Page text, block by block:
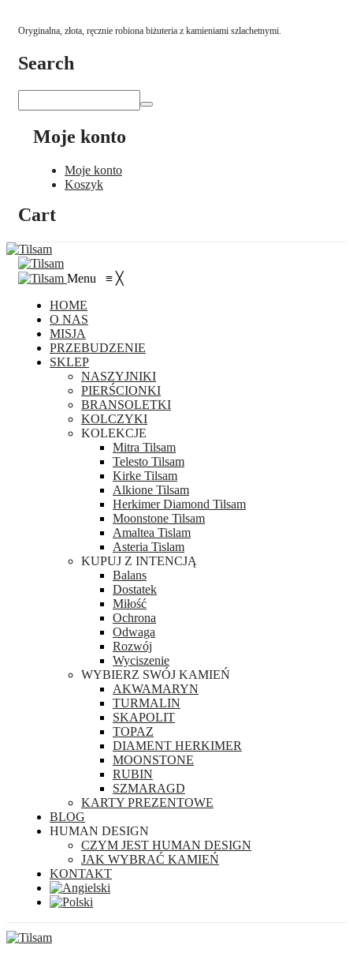
Oryginalna, złota, ręcznie robiona biżuteria z kamieniami szlachetnymi.
Search
Moje konto
Moje konto
Koszyk
Cart
Menu ≡ ╳
HOME
O NAS
MISJA
PRZEBUDZENIE
SKLEP
NASZYJNIKI
PIERŚCIONKI
BRANSOLETKI
KOLCZYKI
KOLEKCJE
Mitra Tilsam
Telesto Tilsam
Kirke Tilsam
Alkione Tilsam
Herkimer Diamond Tilsam
Moonstone Tilsam
Amaltea Tislam
Asteria Tislam
KUPUJ Z INTENCJĄ
Balans
Dostatek
Miłość
Ochrona
Odwaga
Rozwój
Wyciszenie
WYBIERZ SWÓJ KAMIEŃ
AKWAMARYN
TURMALIN
SKAPOLIT
TOPAZ
DIAMENT HERKIMER
MOONSTONE
RUBIN
SZMARAGD
KARTY PREZENTOWE
BLOG
HUMAN DESIGN
CZYM JEST HUMAN DESIGN
JAK WYBRAĆ KAMIEŃ
KONTAKT